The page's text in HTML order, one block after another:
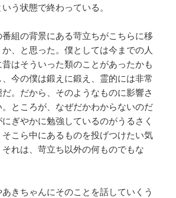
う状態で終わっている。
組の背景にある苛立ちがこちらに移
、と思った。僕としては今までの人
はそういった類のことがあったかも
今の僕は鍛えに鍛え、霊的には非常
。だから、そのようなものに影響さ
ところが、なぜだかわからないのだ
ぎやかに勉強しているのがうるさく
こら中にあるものを投げつけたい気
れは、苛立ち以外の何ものでもな
きちゃんにそのことを話していくう